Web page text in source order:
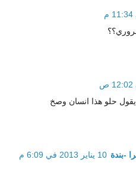
حلو هذا انسان وصخ
-بندة 10 يناير 2013 في 6:09 م